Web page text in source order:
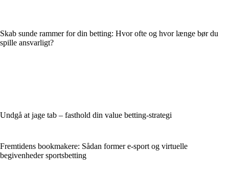
Skab sunde rammer for din betting: Hvor ofte og hvor længe bør du
spille ansvarligt?
Undgå at jage tab – fasthold din value betting-strategi
Fremtidens bookmakere: Sådan former e-sport og virtuelle
begivenheder sportsbetting